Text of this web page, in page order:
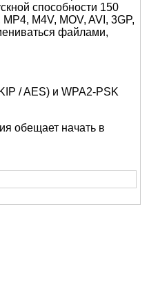
способности 150
M4V, MOV, AVI, 3GP,
файлами,
/ AES) и WPA2-PSK
обещает начать в